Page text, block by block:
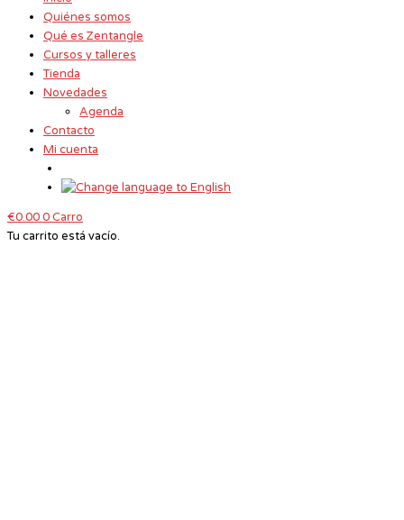
Quiénes somos
Qué es Zentangle
Cursos y talleres
Tienda
Novedades
Agenda
Contacto
Mi cuenta
€0.000Carro
Tu carrito está vacío.